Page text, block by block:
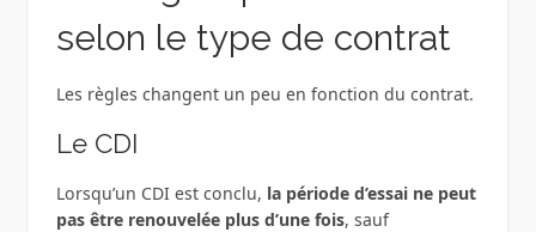
selon le type de contrat
Les règles changent un peu en fonction du contrat.
Le CDI
Lorsqu’un CDI est conclu, la période d’essai ne peut
pas être renouvelée plus d’une fois, sauf